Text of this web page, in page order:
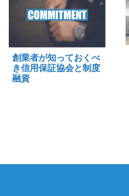
創業者が知っておくべ
き信用保証協会と制度
融資